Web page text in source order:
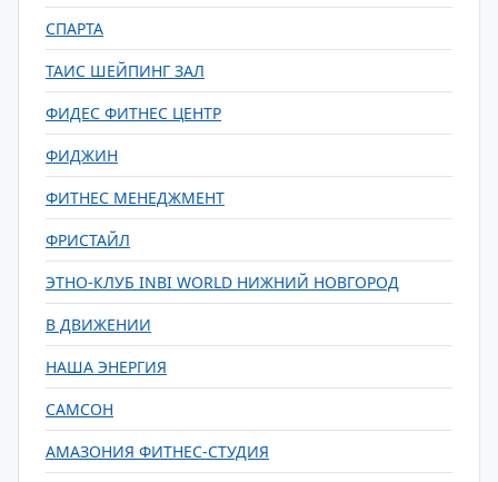
СПАРТА
ТАИС ШЕЙПИНГ ЗАЛ
ФИДЕС ФИТНЕС ЦЕНТР
ФИДЖИН
ФИТНЕС МЕНЕДЖМЕНТ
ФРИСТАЙЛ
ЭТНО-КЛУБ INBI WORLD НИЖНИЙ НОВГОРОД
В ДВИЖЕНИИ
НАША ЭНЕРГИЯ
САМСОН
АМАЗОНИЯ ФИТНЕС-СТУДИЯ